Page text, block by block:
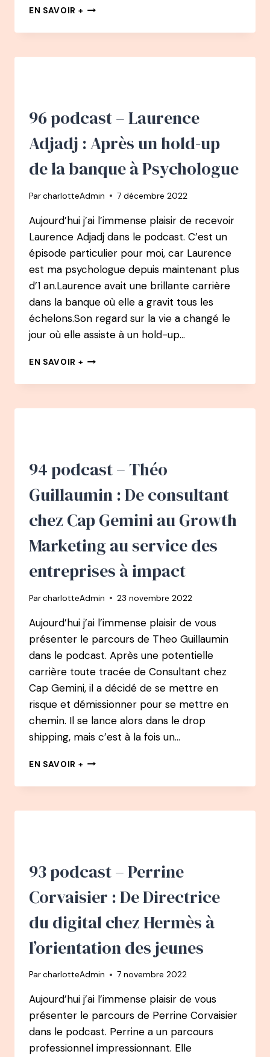
EN SAVOIR + 97
–
BONHOMME
OUT
MATERNEL
DE
PROFESSEUR
DES
À
DES
FABULEUSES
AU
96 podcast – Laurence
Adjadj : Après un hold-up
de la banque à Psychologue
ParcharlotteAdmin 7 décembre 2022
Aujourd’hui j’ai l’immense plaisir de recevoir
Laurence Adjadj dans le podcast. C’est un
épisode particulier pour moi, car Laurence
est ma psychologue depuis maintenant plus
d’1 an.Laurence avait une brillante carrière
dans la banque où elle a gravit tous les
échelons.Son regard sur la vie a changé le
jour où elle assiste à un hold-up…
EN SAVOIR + 96
–
ADJADJ
UP
LA
À
94 podcast – Théo
Guillaumin : De consultant
chez Cap Gemini au Growth
Marketing au service des
entreprises à impact
ParcharlotteAdmin 23 novembre 2022
Aujourd’hui j’ai l’immense plaisir de vous
présenter le parcours de Theo Guillaumin
dans le podcast. Après une potentielle
carrière toute tracée de Consultant chez
Cap Gemini, il a décidé de se mettre en
risque et démissionner pour se mettre en
chemin. Il se lance alors dans le drop
shipping, mais c’est à la fois un…
EN SAVOIR + 94
–
GUILLAUMIN
CAP
AU
MARKETING
SERVICE
ENTREPRISES
IMPACT
93 podcast – Perrine
Corvaisier : De Directrice
du digital chez Hermès à
l’orientation des jeunes
ParcharlotteAdmin 7 novembre 2022
Aujourd’hui j’ai l’immense plaisir de vous
présenter le parcours de Perrine Corvaisier
dans le podcast. Perrine a un parcours
professionnel impressionnant. Elle